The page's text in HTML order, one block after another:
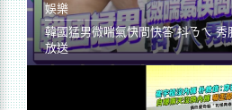
娛樂
韓國猛男微喘氣快問快答 抖ㄋㄟ 秀
放送